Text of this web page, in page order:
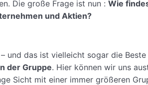
Die große Frage ist nun : Wie
und Aktien?
und das ist vielleicht sogar die
der Gruppe. Hier können wir uns
Sicht mit einer immer größeren